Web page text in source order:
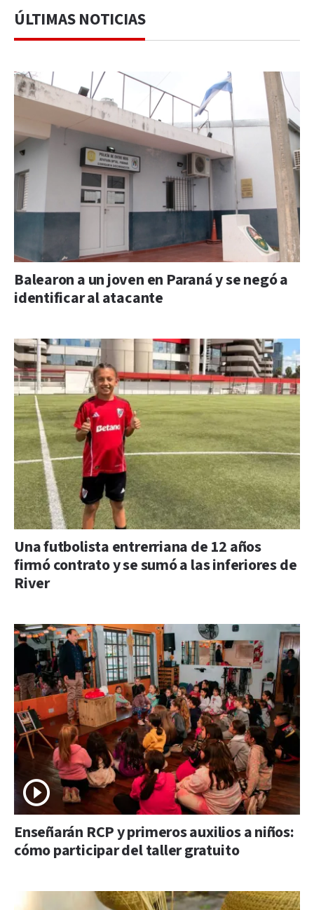
ÚLTIMAS NOTICIAS
Balearon a un joven en Paraná y se negó a
identificar al atacante
Una futbolista entrerriana de 12 años
firmó contrato y se sumó a las inferiores de
River
Enseñarán RCP y primeros auxilios a niños:
cómo participar del taller gratuito